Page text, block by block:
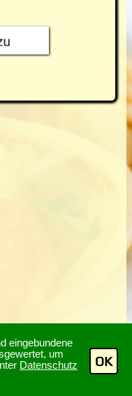
eingebundene
um
Datenschutz
OK